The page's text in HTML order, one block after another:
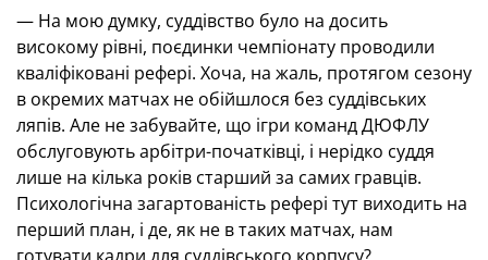
— На мою думку, суддівство було на досить
високому рівні, поєдинки чемпіонату проводили
кваліфіковані рефері. Хоча, на жаль, протягом сезону
в окремих матчах не обійшлося без суддівських
ляпів. Але не забувайте, що ігри команд ДЮФЛУ
обслуговують арбітри-початківці, і нерідко суддя
лише на кілька років старший за самих гравців.
Психологічна загартованість рефері тут виходить на
перший план, і де, як не в таких матчах, нам